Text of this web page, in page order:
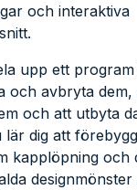
och inter­aktiva
upp ett program
och avbryta dem,
och att utbyta
lär dig att
kapp­löpning